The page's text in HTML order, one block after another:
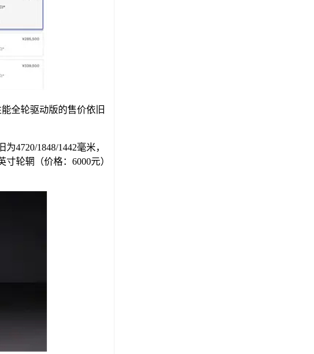
全轮驱动版的售价依旧
4720/1848/1442毫米，
轮辋（价格：6000元）